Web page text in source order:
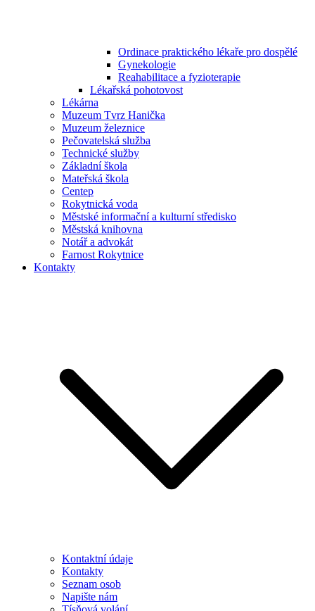
Ordinace praktického lékaře pro dospělé
Gynekologie
Reahabilitace a fyzioterapie
Lékařská pohotovost
Lékárna
Muzeum Tvrz Hanička
Muzeum železnice
Pečovatelská služba
Technické služby
Základní škola
Mateřská škola
Centep
Rokytnická voda
Městské informační a kulturní středisko
Městská knihovna
Notář a advokát
Farnost Rokytnice
Kontakty
Kontaktní údaje
Kontakty
Seznam osob
Napište nám